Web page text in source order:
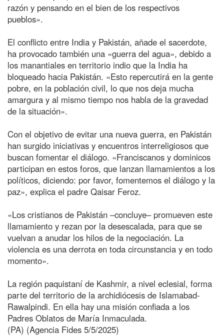
razón y pensando en el bien de los respectivos
pueblos».
El conflicto entre India y Pakistán, añade el sacerdote,
ha provocado también una «guerra del agua», debido a
los manantiales en territorio indio que la India ha
bloqueado hacia Pakistán. «Esto repercutirá en la gente
pobre, en la población civil, lo que nos deja mucha
amargura y al mismo tiempo nos habla de la gravedad
de la situación».
Con el objetivo de evitar una nueva guerra, en Pakistán
han surgido iniciativas y encuentros interreligiosos que
buscan fomentar el diálogo. «Franciscanos y dominicos
participan en estos foros, que lanzan llamamientos a los
políticos, diciendo: por favor, fomentemos el diálogo y la
paz», explica el padre Qaisar Feroz.
«Los cristianos de Pakistán –concluye– promueven este
llamamiento y rezan por la desescalada, para que se
vuelvan a anudar los hilos de la negociación. La
violencia es una derrota en toda circunstancia y en todo
momento».
La región paquistaní de Kashmir, a nivel eclesial, forma
parte del territorio de la archidiócesis de Islamabad-
Rawalpindi. En ella hay una misión confiada a los
Padres Oblatos de María Inmaculada.
(PA) (Agencia Fides 5/5/2025)